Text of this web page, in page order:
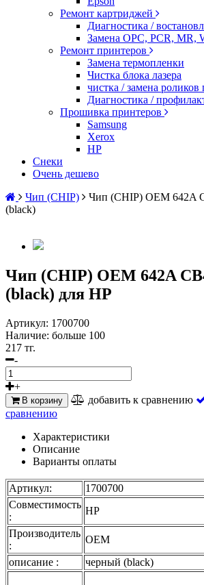
Ремонт картриджей
Диагностика /
Замена OPC, PCR, MR,
Ремонт принтеров
Замена термопленки
Чистка блока лазера
чистка / замена роликов
Диагностика /
Прошивка принтеров
Samsung
Xerox
HP
Снеки
Очень дешево
Чип (CHIP)
Чип (CHIP) OEM 642A
(black)
Чип (CHIP) OEM 642A
(black) для HP
Артикул: 1700700
Наличие: больше 100
217 тг.
-
+
В корзину добавить к сравнению
сравнению
Характеристики
Описание
Варианты оплаты
Артикул:
1700700
Совместимость
:
HP
Производитель
:
OEM
описание :
черный (black)